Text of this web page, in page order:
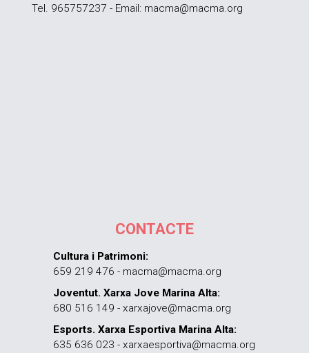
Tel. 965757237 - Email: macma@macma.org
CONTACTE
Cultura i Patrimoni:
659 219 476 - macma@macma.org
Joventut. Xarxa Jove Marina Alta:
680 516 149 - xarxajove@macma.org
Esports. Xarxa Esportiva Marina Alta:
635 636 023 - xarxaesportiva@macma.org